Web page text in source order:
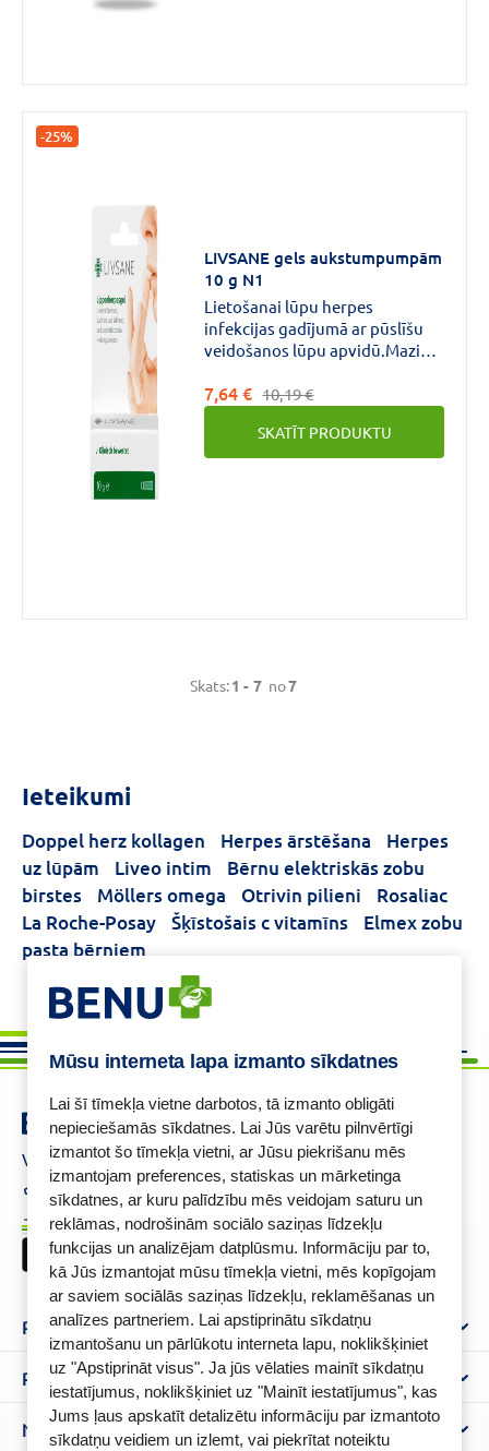
Mūsu interneta lapa izmanto sīkdatnes
Lai šī tīmekļa vietne darbotos, tā izmanto obligāti
nepieciešamās sīkdatnes. Lai Jūs varētu pilnvērtīgi
izmantot šo tīmekļa vietni, ar Jūsu piekrišanu mēs
izmantojam preferences, statiskas un mārketinga
sīkdatnes, ar kuru palīdzību mēs veidojam saturu un
reklāmas, nodrošinām sociālo saziņas līdzekļu
funkcijas un analizējam datplūsmu. Informāciju par to,
kā Jūs izmantojat mūsu tīmekļa vietni, mēs kopīgojam
ar saviem sociālās saziņas līdzekļu, reklamēšanas un
analīzes partneriem. Lai apstiprinātu sīkdatņu
izmantošanu un pārlūkotu interneta lapu, noklikšķiniet
uz "Apstiprināt visus". Ja jūs vēlaties mainīt sīkdatņu
iestatījumus, noklikšķiniet uz "Mainīt iestatījumus", kas
Jums ļaus apskatīt detalizētu informāciju par izmantoto
sīkdatņu veidiem un izlemt, vai piekrītat noteiktu
-25%
LIVSANE gels aukstumpumpām
10 g N1
Lietošanai lūpu herpes
infekcijas gadījumā ar pūslīšu
veidošanos lūpu apvidū.Mazina
sāpes, un veicina dzīšanas
procesu.
7,64 € 10,19 €
SKATĪT PRODUKTU
Skats:1 - 7 no7
Ieteikumi
Doppel herz kollagen Herpes ārstēšana
Herpes
uz lūpām
Liveo intim
Bērnu elektriskās zobu
birstes
Möllers omega Otrivin pilieni
Rosaliac
La Roche-Posay
Šķīstošais c vitamīns
Elmex zobu
pasta bērniem
Vajadzīga palīdzība ?
+37125621621
I-V 9.00–17.00
eaptieka@benu.lv
BENU karte
Par mums
Par BENU
Benu Blogs
Aptiekas
Palīdzība un informācija
BENU Aptieka kontakti
Noteikumi